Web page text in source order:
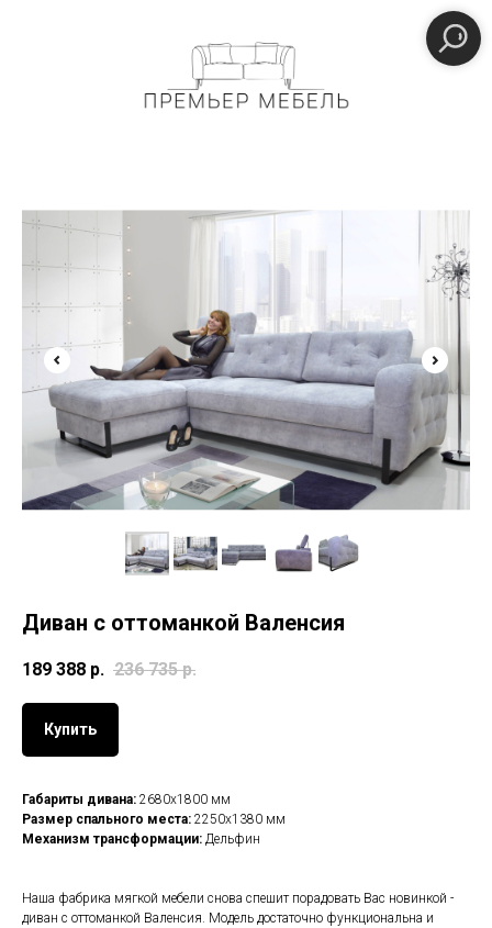
Диван с оттоманкой Валенсия
189 388 р. 236 735 р.
Купить
Габариты дивана: 2680х1800 мм
Размер спального места: 2250х1380 мм
Механизм трансформации: Дельфин
Наша фабрика мягкой мебели снова спешит порадовать Вас новинкой -
диван с оттоманкой Валенсия. Модель достаточно функциональна и